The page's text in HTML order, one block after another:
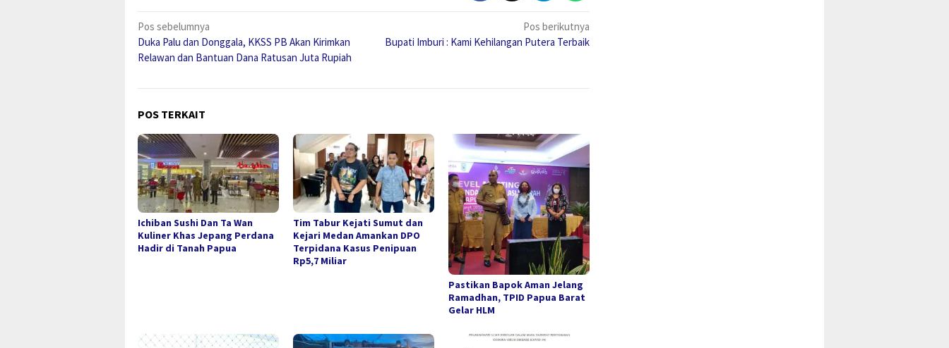
Navigasi
pos
Pos sebelumnya
Duka Palu dan Donggala, KKSS PB Akan Kirimkan
Relawan dan Bantuan Dana Ratusan Juta Rupiah
Pos berikutnya
Bupati Imburi : Kami Kehilangan Putera Terbaik
POS TERKAIT
Ichiban Sushi Dan Ta Wan
Kuliner Khas Jepang Perdana
Hadir di Tanah Papua
Tim Tabur Kejati Sumut dan
Kejari Medan Amankan DPO
Terpidana Kasus Penipuan
Rp5,7 Miliar
Pastikan Bapok Aman Jelang
Ramadhan, TPID Papua Barat
Gelar HLM